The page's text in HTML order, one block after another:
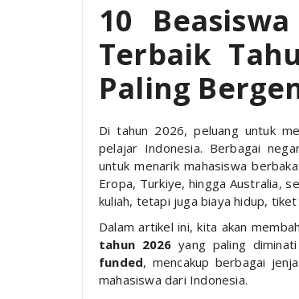
10
Terbaik
Paling
Di tahun 2026, peluang untuk
pelajar Indonesia. Berbagai
untuk menarik mahasiswa
Eropa, Turkiye, hingga Australia,
kuliah, tetapi juga biaya hidup,
Dalam artikel ini, kita akan
tahun 2026 yang paling
funded, mencakup berbagai
mahasiswa dari Indonesia.